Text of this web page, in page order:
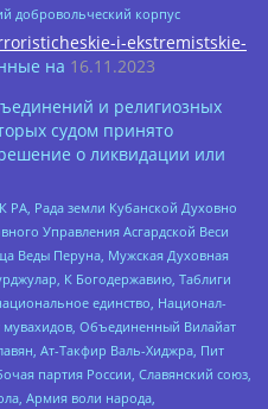
добровольческий корпус
i-ekstremistskie-
на 16.11.2023
и религиозных
судом принято
о ликвидации или
РА, Рада земли Кубанской Духовно
Управления Асгардской Веси
Веды Перуна, Мужская Духовная
К Богодержавию, Таблиги
единство, Национал-
мувахидов, Объединенный Вилайат
Ат-Такфир Валь-Хиджра, Пит
партия России, Славянский союз,
Армия воли народа,